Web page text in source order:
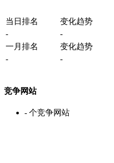
当日排名 变化趋势
-
-
一月排名
变化趋势
-
-
竞争网站
- 个竞争网站